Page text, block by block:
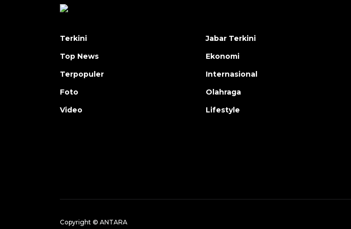
Terkini
Top News
Terpopuler
Foto
Video
Jabar Terkini
Ekonomi
Internasional
Olahraga
Lifestyle
Copyright © ANTARA